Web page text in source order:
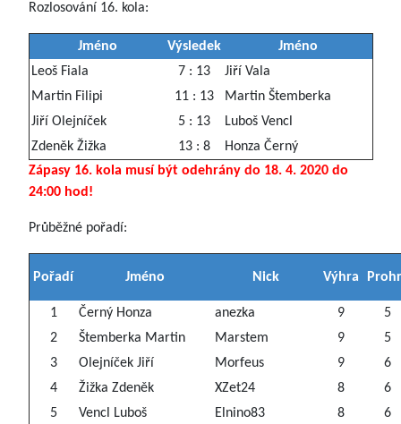
Rozlosování 16. kola:
Jméno Výsledek
Jméno
Leoš Fiala
7 : 13
Jiří Vala
Martin Filipi
11 : 13
Martin Štemberka
Jiří Olejníček
5 : 13
Luboš Vencl
Zdeněk Žižka
13 : 8
Honza Černý
Zápasy 16. kola musí být odehrány do 18. 4. 2020 do
24:00 hod!
Průběžné pořadí:
Pořadí Jméno Nick Výhra
1 Černý Honza anezka 9
5
2
Štemberka Martin Marstem 9
5
3
Olejníček Jiří Morfeus 9
6
4
Žižka Zdeněk XZet24 8
6
5
Vencl Luboš Elnino83 8 6